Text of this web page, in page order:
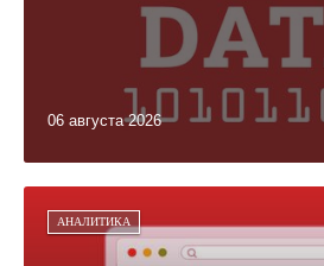
06 августа 2026
АНАЛИТИКА